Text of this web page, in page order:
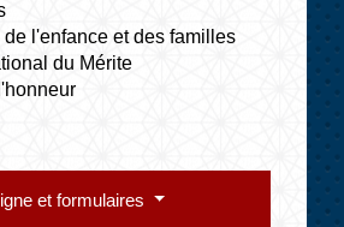
de l'enfance et des familles
du Mérite
et formulaires